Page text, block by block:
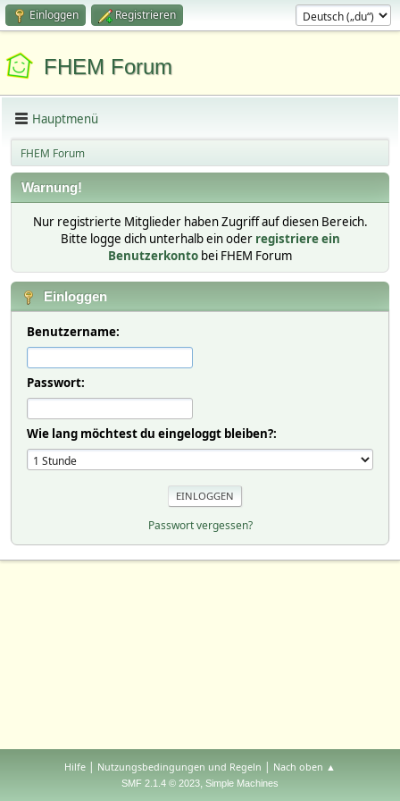
Einloggen Registrieren
FHEM Forum
Hauptmenü
FHEM Forum
Warnung!
Nur registrierte Mitglieder haben Zugriff auf diesen Bereich.
Bitte logge dich unterhalb ein oder registriere ein
Benutzerkonto bei FHEM Forum
Einloggen
Benutzername:
Passwort:
Wie lang möchtest du eingeloggt bleiben?:
Passwort vergessen?
Hilfe | Nutzungsbedingungen und Regeln | Nach oben ▲
SMF 2.1.4 © 2023, Simple Machines